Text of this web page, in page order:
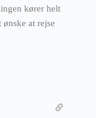
kører helt
at rejse